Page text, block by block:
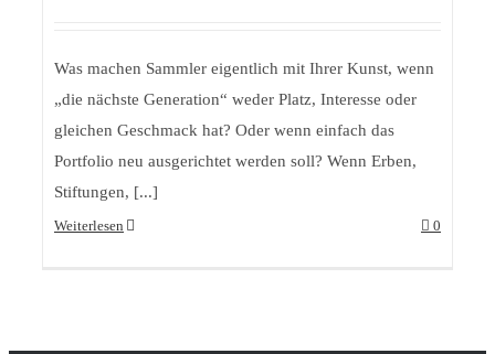
Was machen Sammler eigentlich mit Ihrer Kunst, wenn
„die nächste Generation“ weder Platz, Interesse oder
gleichen Geschmack hat? Oder wenn einfach das
Portfolio neu ausgerichtet werden soll? Wenn Erben,
Stiftungen, [...]
Weiterlesen 0